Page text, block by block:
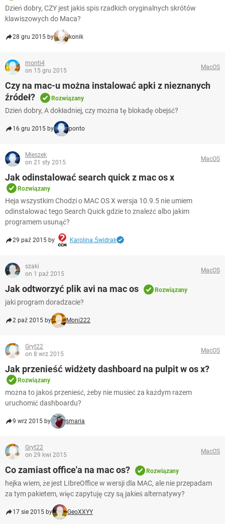
Dzień dobry, CZY jest jakiś spis rzadkich oryginalnych skrótów
klawiszowych do Maca?
28 gru 2015 by konik
monti4
on 15 gru 2015
MacOS
Czy na mac-u można instalować apki z nieznanych
źródeł?
Rozwiązany
Dzień dobry, A dokładniej, czy można tę blokadę obejść?
16 gru 2015 by ponto
Mieszek
on 21 sty 2015
MacOS
Jak odinstalować search quick z mac os x
Rozwiązany
Heja wszystkim Chodzi o MAC OS X wersja 10.9.5 nie umiem
odinstalować tego Search Quick gdzie to znaleźć albo jakim
programem usunąć?
29 paź 2015 by Karolina Świdrak
szaki
on 1 paź 2015
MacOS
Jak odtworzyć plik avi na mac os Rozwiązany
jaki program doradzacie?
2 paź 2015 by Moni222
Gryt22
on 8 wrz 2015
MacOS
Jak przenieść widżety dashboard na pulpit w os x?
Rozwiązany
można to jakoś przenieść, żeby nie musieć za każdym razem
uruchomić dashboardu?
9 wrz 2015 by smaria
Gryt22
on 29 kwi 2015
MacOS
Co zamiast office'a na mac os? Rozwiązany
hejka wiem, że jest LIbreOffice w wersji dla MAC, ale nie przepadam
za tym pakietem, więc zapytuję czy są jakieś alternatywy?
17 sie 2015 by GeoXXYY